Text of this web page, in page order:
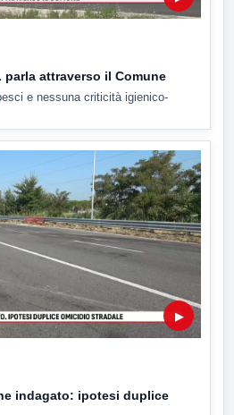
parla attraverso il Comune
e nessuna criticità igienico-
▶
indagato: ipotesi duplice